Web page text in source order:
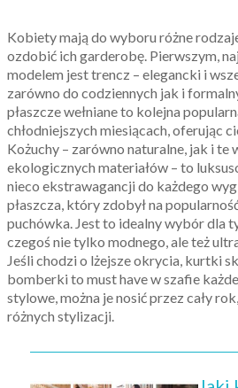
Kobiety mają do wyboru różne
ozdobić ich garderobę. Pierwszym,
modelem jest trencz – elegancki i
zarówno do codziennych jak i
płaszcze wełniane to kolejna
chłodniejszych miesiącach, oferując
Kożuchy – zarówno naturalne, jak i te
ekologicznych materiałów – to
nieco ekstrawagancji do każdego
płaszcza, który zdobył na
puchówka. Jest to idealny wybór dla
czegoś nie tylko modnego, ale też
Jeśli chodzi o lżejsze okrycia, kurtki
bomberki to must have w szafie
stylowe, można je nosić przez cały
różnych stylizacji.